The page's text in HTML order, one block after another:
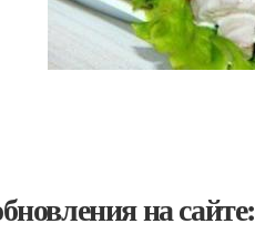
на сайте: